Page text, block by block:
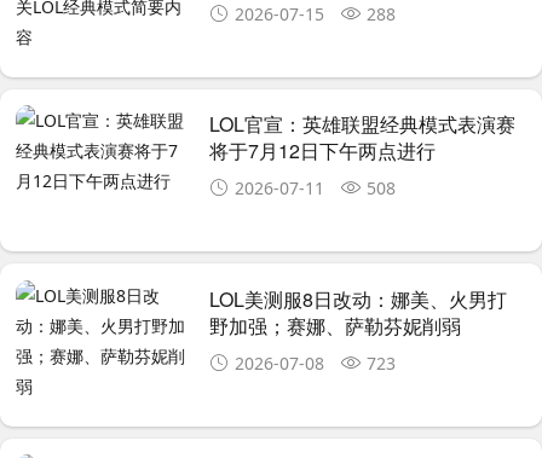
2026-07-15 288
LOL官宣：英雄联盟经典模式表演赛
将于7月12日下午两点进行
2026-07-11 508
LOL美测服8日改动：娜美、火男打
野加强；赛娜、萨勒芬妮削弱
2026-07-08 723